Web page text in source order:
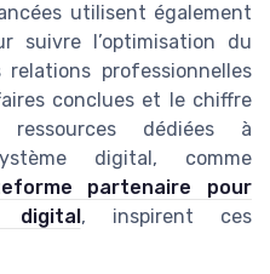
utilisent également
suivre l’optimisation du
professionnelles
conclues et le chiffre
ressources dédiées à
digital, comme
partenaire pour
, inspirent ces